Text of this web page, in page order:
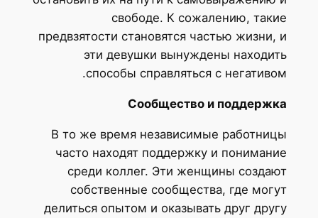
свободе. К сожалению,
предвзятости становятся частью
эти девушки вынуждены
способы справляться с
Сообщество и
В то же время независимые
часто находят поддержку и
среди коллег. Эти женщины
собственные сообщества, где
делиться опытом и оказывать друг